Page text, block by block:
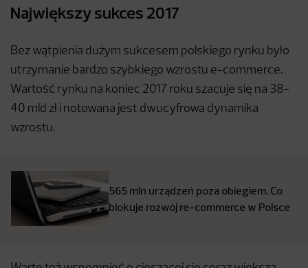
Największy sukces 2017
Bez wątpienia dużym sukcesem polskiego rynku było
utrzymanie bardzo szybkiego wzrostu e-commerce.
Wartość rynku na koniec 2017 roku szacuje się na 38-
40 mld zł i notowana jest dwucyfrowa dynamika
wzrostu.
565 mln urządzeń poza obiegiem. Co
blokuje rozwój re-commerce w Polsce